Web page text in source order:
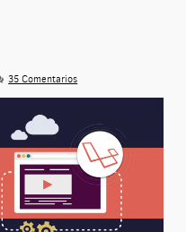
35 Comentarios